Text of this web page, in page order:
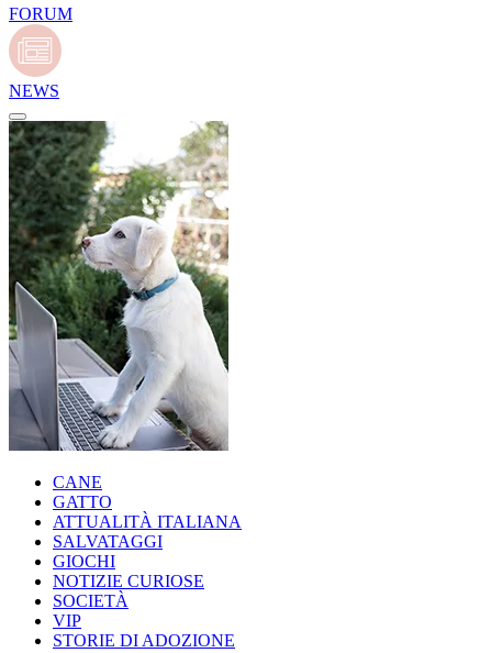
FORUM
NEWS
CANE
GATTO
ATTUALITÀ ITALIANA
SALVATAGGI
GIOCHI
NOTIZIE CURIOSE
SOCIETÀ
VIP
STORIE DI ADOZIONE